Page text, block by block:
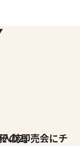
ャレンジ その2」